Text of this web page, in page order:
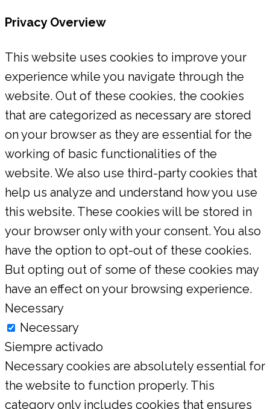
Privacy Overview
This website uses cookies to improve your
experience while you navigate through the
website. Out of these cookies, the cookies
that are categorized as necessary are stored
on your browser as they are essential for the
working of basic functionalities of the
website. We also use third-party cookies that
help us analyze and understand how you use
this website. These cookies will be stored in
your browser only with your consent. You also
have the option to opt-out of these cookies.
But opting out of some of these cookies may
have an effect on your browsing experience.
Necessary
Necessary
Siempre activado
Necessary cookies are absolutely essential for
the website to function properly. This
category only includes cookies that ensures